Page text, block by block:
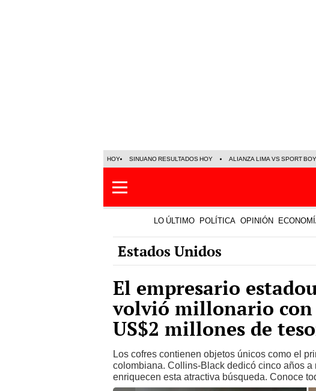
HOY SINUANO RESULTADOS HOY ALIANZA LIMA VS SPORT
LO ÚLTIMO POLÍTICA OPINIÓN
Estados Unidos
El empresario
volvió millonario con
US$2 millones de
Los cofres contienen objetos únicos como el
colombiana. Collins-Black dedicó cinco años
enriquecen esta atractiva búsqueda. Conoce